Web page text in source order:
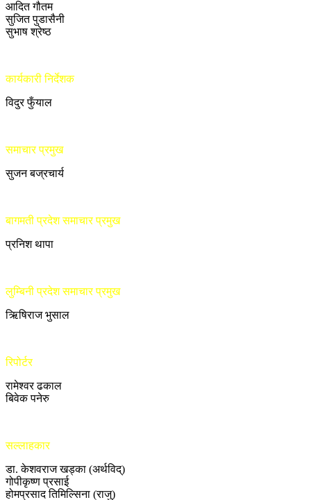
आदित गौतम
सुजित पुडासैनी
सुभाष श्रेष्ठ
कार्यकारी निर्देशक
विदुर फुँयाल
समाचार प्रमुख
सुजन बज्रचार्य
बागमती प्रदेश समाचार प्रमुख
प्रनिश थापा
लुम्बिनी प्रदेश समाचार प्रमुख
ऋिषिराज भुसाल
रिपोर्टर
रामेश्वर ढकाल
बिवेक पनेरु
सल्लाहकार
डा. केशवराज खड्का (अर्थविद्)
गोपीकृष्ण प्रसाई
होमप्रसाद तिमिल्सिना (राजु)